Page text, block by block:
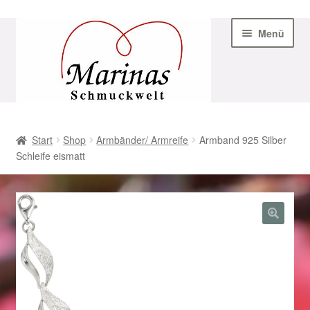
Navigation
Menü
AGB
Beispiel-Seite
Datenschutz
Geschenke zu Ostern 2023
Geschenke zu Ostern 2024
Start Shop Armbänder/ Armreife
Armband 925 Silber
Schleife eismatt